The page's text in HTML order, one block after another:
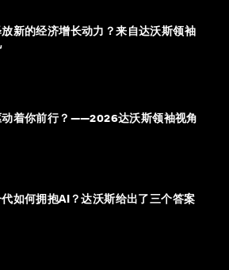
新的经济增长动力？来自达沃斯领袖
动着你前行？——2026达沃斯领袖视角
如何拥抱AI？达沃斯给出了三个答案